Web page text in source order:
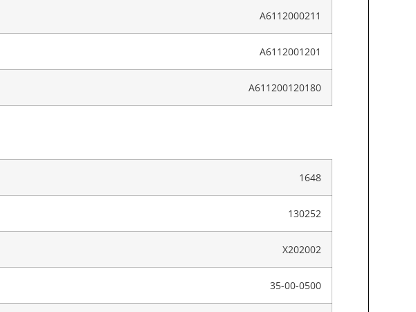
A6112000211
A6112001201
A611200120180
1648
130252
X202002
35-00-0500